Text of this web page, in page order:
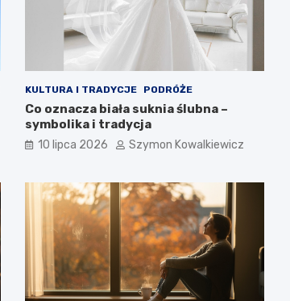
KULTURA I TRADYCJE PODRÓŻE
Co oznacza biała suknia ślubna –
symbolika i tradycja
10 lipca 2026 Szymon Kowalkiewicz